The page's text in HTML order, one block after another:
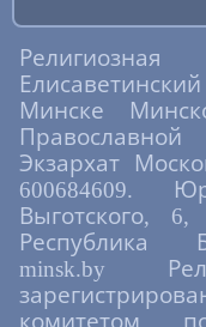
Минске
Экзархат
600684609.
Выготского,
Республика
minsk.by
комитетом